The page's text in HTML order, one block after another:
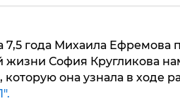
7,5 года Михаила Ефремова
жизни София Кругликова
она узнала в ходе